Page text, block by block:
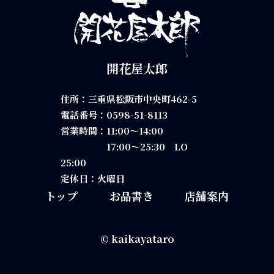
開花屋太郎
住所：三重県松阪市中央町462-5
電話番号： 0598-51-8113
営業時間：11:00～14:00
17:00～25:30 LO
25:00
定休日：火曜日
トップ お品書き 店舗案内
© kaikayataro